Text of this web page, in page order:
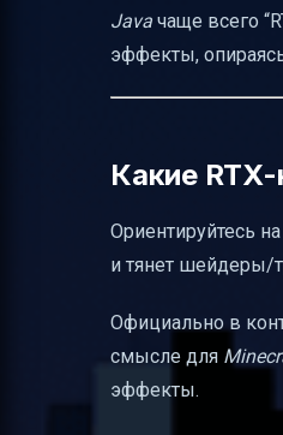
Java чаще всего
эффекты,
Какие
Ориентируйтесь
и тянет шейдеры/
Официально в
смысле для
эффекты.